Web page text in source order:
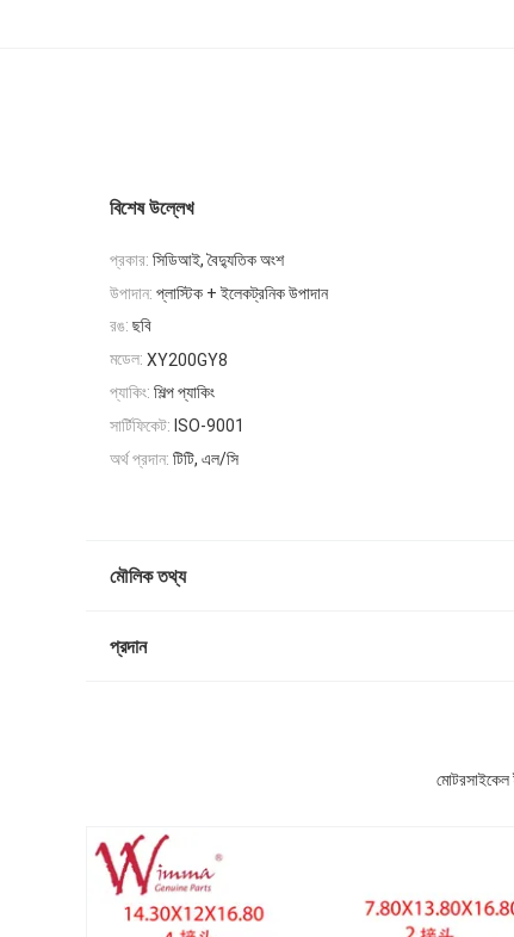
বিশেষ উল্লেখ
প্রকার: সিডিআই, বৈদ্যুতিক অংশ
উপাদান: প্লাস্টিক + ইলেকট্রনিক উপাদান
রঙ: ছবি
মডেল: XY200GY8
প্যাকিং: শিল্প প্যাকিং
সার্টিফিকেট: ISO-9001
অর্থ প্রদান: টিটি, এল/সি
মৌলিক তথ্য
প্রদান